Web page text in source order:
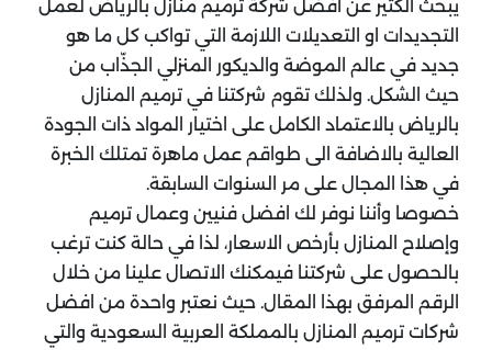
يبحث الكثير عن افضل شركة ترميم منازل بالرياض لعمل
التجديدات او التعديلات اللازمة التي تواكب كل ما هو
جديد في عالم الموضة والديكور المنزلي الجذّاب من
حيث الشكل. ولذلك تقوم شركتنا في ترميم المنازل
بالرياض بالاعتماد الكامل على اختيار المواد ذات الجودة
العالية بالاضافة الى طواقم عمل ماهرة تمتلك الخبرة
في هذا المجال على مر السنوات السابقة.
خصوصا وأننا نوفر لك افضل فنيين وعمال ترميم
وإصلاح المنازل بأرخص الاسعار، لذا في حالة كنت ترغب
بالحصول على شركتنا فيمكنك الاتصال علينا من خلال
الرقم المرفق بهذا المقال. حيث نعتبر واحدة من افضل
شركات ترميم المنازل بالمملكة العربية السعودية والتي